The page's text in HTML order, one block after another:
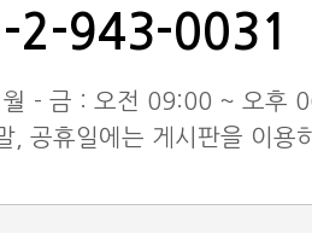
과 백두산이 마르고
과 백두산이 마르고
과 백두산이 마르고
2-943-0031
월 - 금 : 오전 09:00 ~ 오후
, 공휴일에는 게시판을 이용